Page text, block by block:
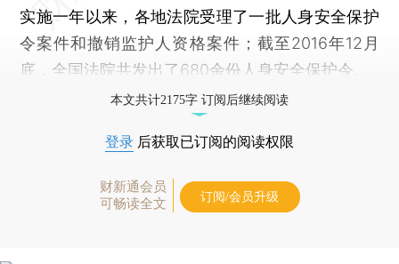
实施一年以来，各地法院受理了一批人身安全保护
令案件和撤销监护人资格案件；截至2016年12月
底，全国法院共发出了680余份人身安全保护令。
本文共计2175字 订阅后继续阅读
登录 后获取已订阅的阅读权限
财新通会员
可畅读全文
订阅/会员升级